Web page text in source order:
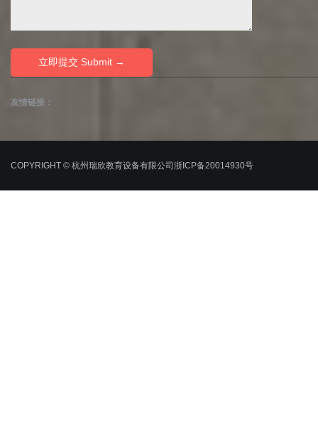
友情链接：
COPYRIGHT © 杭州瑞欣教育设备有限公司 浙ICP备20014930号